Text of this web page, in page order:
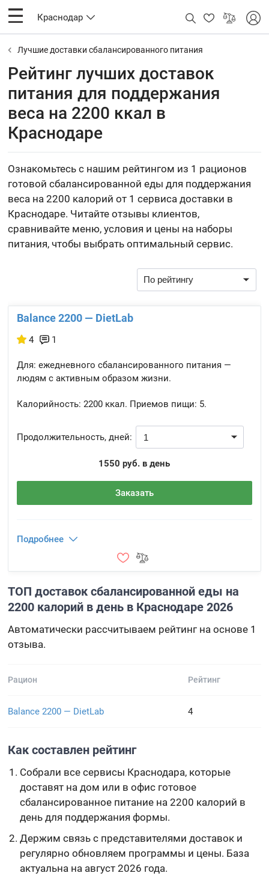
Краснодар
Лучшие доставки сбалансированного питания
Рейтинг лучших доставок
питания для поддержания
веса на 2200 ккал в
Краснодаре
Ознакомьтесь с нашим рейтингом из 1 рационов
готовой сбалансированной еды для поддержания
веса на 2200 калорий от 1 сервиса доставки в
Краснодаре. Читайте отзывы клиентов,
сравнивайте меню, условия и цены на наборы
питания, чтобы выбрать оптимальный сервис.
Balance 2200 — DietLab
4 1
Для: ежедневного сбалансированного питания —
людям с активным образом жизни.
Калорийность: 2200 ккал. Приемов пищи: 5.
Продолжительность, дней:
1550 руб. в день
Заказать
Подробнее
ТОП доставок сбалансированной еды на
2200 калорий в день в Краснодаре 2026
Автоматически рассчитываем рейтинг на основе 1
отзыва.
Рацион Рейтинг
Balance 2200 — DietLab 4
Как составлен рейтинг
Собрали все сервисы Краснодара, которые
доставят на дом или в офис готовое
сбалансированное питание на 2200 калорий в
день для поддержания формы.
Держим связь с представителями доставок и
регулярно обновляем программы и цены. База
актуальна на август 2026 года.